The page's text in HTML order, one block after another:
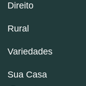
Direito
Rural
Variedades
Sua Casa